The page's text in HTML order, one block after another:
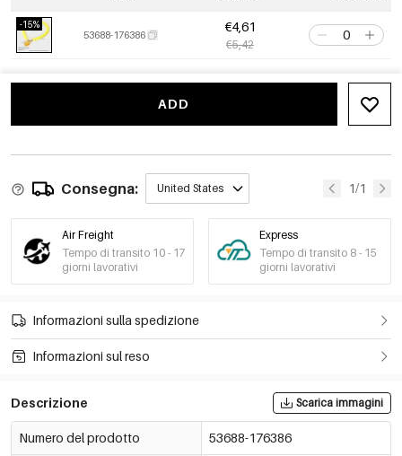
-15%
53688-176386
€4,61
€5,42
ADD
Consegna: United States 1/1
Air Freight
Tempo di transito 10 - 17
giorni lavorativi
Express
Tempo di transito 8 - 15
giorni lavorativi
Informazioni sulla spedizione
Informazioni sul reso
Descrizione Scarica immagini
Numero del prodotto 53688-176386